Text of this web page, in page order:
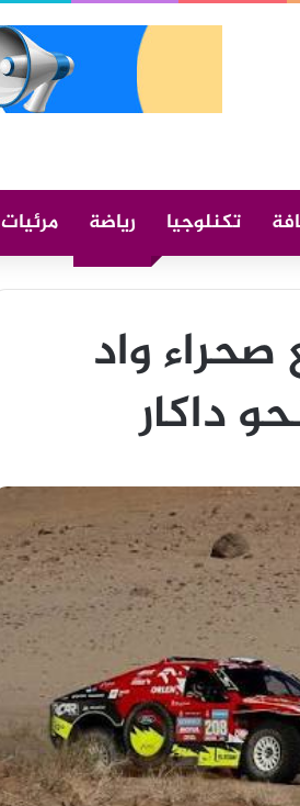
تكنلوجيا رياضة مرئيات
صحراء واد
داكار